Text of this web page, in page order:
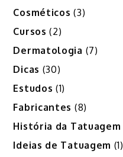
Cosméticos (3)
Cursos (2)
Dermatologia (7)
Dicas (30)
Estudos (1)
Fabricantes (8)
História da Tatuagem
Ideias de Tatuagem (1)